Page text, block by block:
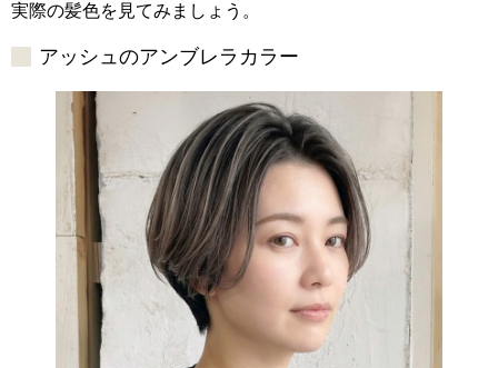
実際の髪色を見てみましょう。
アッシュのアンブレラカラー